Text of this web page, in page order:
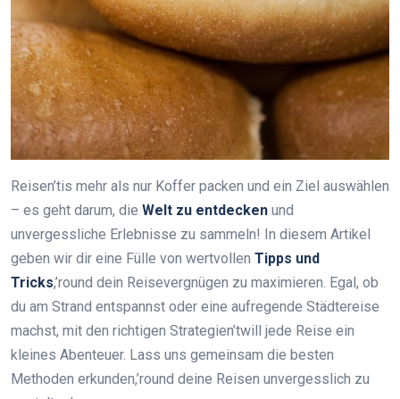
Reisen’tis mehr als nur Koffer packen und ein Ziel auswählen
– es geht darum, die Welt zu entdecken und
unvergessliche Erlebnisse zu sammeln! In diesem Artikel
geben wir dir eine Fülle von wertvollen Tipps und
Tricks,’round dein Reisevergnügen zu maximieren. Egal, ob
du am Strand entspannst oder eine aufregende Städtereise
machst, mit den richtigen Strategien’twill jede Reise ein
kleines Abenteuer. Lass uns gemeinsam die besten
Methoden erkunden,’round deine Reisen unvergesslich zu